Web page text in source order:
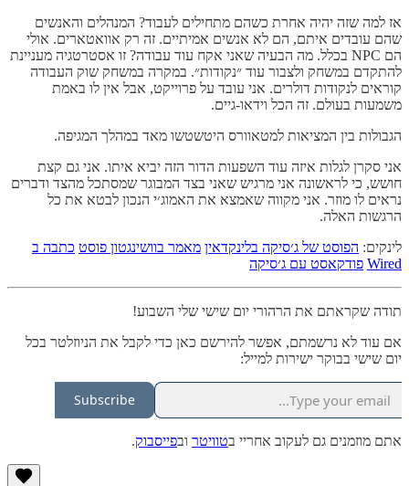
אז למה שזה יהיה אחרת כשהם מתחילים לעבוד? המנהלים והאנשים
שהם עובדים איתם, הם לא אנשים אמיתיים. זה רק אוואטארים. אולי
הם NPC בכלל. מה הבעיה שאני אקח עוד עבודה? זו אסטרטגיה מעניינת
להתקדם במשחק ולצבור עוד ״נקודות״. במקרה במשחק שוק העבודה
קוראים לנקודות דולרים. אני עובד על פרוייקט, אבל אין לו באמת
משמעות בעולם. זה הכל וידאו-גיים.
הגבולות בין המציאות למטאוורס היטשטשו מאד במהלך המגיפה.
אני סקרן לגלות איזה עוד השפעות הדור הזה יביא איתו. אני גם קצת
חושש, כי לראשונה אני מרגיש שאני בצד המבוגר שמסתכל מהצד ודברים
נראים לו מוזר. אני מקווה שאמצא את האמוג׳י הנכון לבטא את כל
הרגשות האלה.
לינקים: הפוסט של ג׳סיקה בלינקדאין מאמר בוושינגטון פוסט כתבה ב
Wired פודקאסט עם ג׳סיקה
תודה שקראתם את הרהורי יום שישי שלי השבוע!
אם עוד לא נרשמתם, אפשר להירשם כאן כדי לקבל את הניוזלטר בכל
יום שישי בבוקר ישירות למייל:
Subscribe
אתם מוזמנים גם לעקוב אחריי בטוויטר ובפייסבוק.